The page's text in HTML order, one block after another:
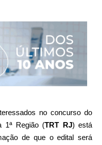
no concurso do
1ª Região (TRT RJ) está
de que o edital será